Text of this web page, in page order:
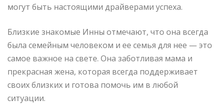
могут быть настоящими драйверами успеха.
Близкие знакомые Инны отмечают, что она всегда
была семейным человеком и ее семья для нее — это
самое важное на свете. Она заботливая мама и
прекрасная жена, которая всегда поддерживает
своих близких и готова помочь им в любой
ситуации.